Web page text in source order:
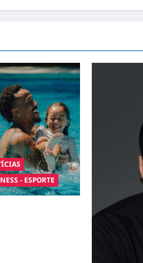
- ESPORTE